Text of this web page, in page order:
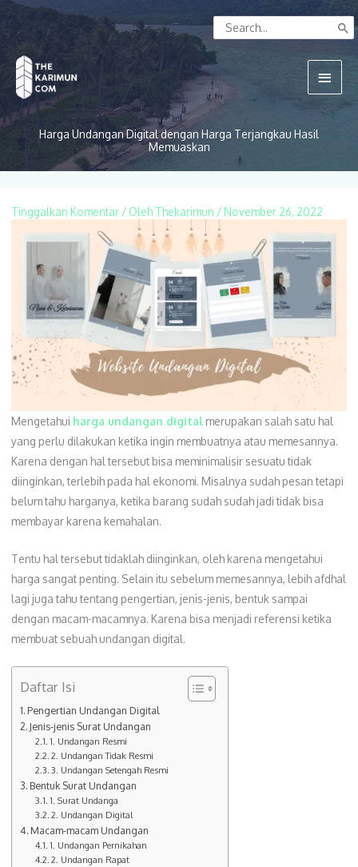
Lewati
konten
Search
for:
Menu
Harga Undangan Digital dengan Harga Terjangkau Hasil
Memuaskan
Tinggalkan Komentar / Oleh Thekarimun / November 26, 2022
Mengetahui harga undangan digitalmerupakan salah satu hal
yang perlu dilakukan ketika ingin membuatnya atau memesannya.
Karena dengan hal tersebut bisa meminimalisir sesuatu tidak
diinginkan, terlebih pada hal ekonomi. Misalnya sudah pesan tetapi
belum tahu harganya, ketika barang sudah sudah jadi tidak bisa
membayar karena kemahalan.
Tentu hal tersebut tidaklah diinginkan, oleh karena mengetahui
harga sangat penting. Selain itu sebelum memesannya, lebih afdhal
lagi juga tahu tentang pengertian, jenis-jenis, bentuk sampai
dengan macam-macamnya. Karena bisa menjadi referensi ketika
membuat sebuah undangan digital.
Daftar Isi
Pengertian Undangan Digital
Jenis-jenis Surat Undangan
1. Undangan Resmi
2. Undangan Tidak Resmi
3. Undangan Setengah Resmi
Bentuk Surat Undangan
1. Surat Undanga
2. Undangan Digital
Macam-macam Undangan
1. Undangan Pernikahan
2. Undangan Rapat